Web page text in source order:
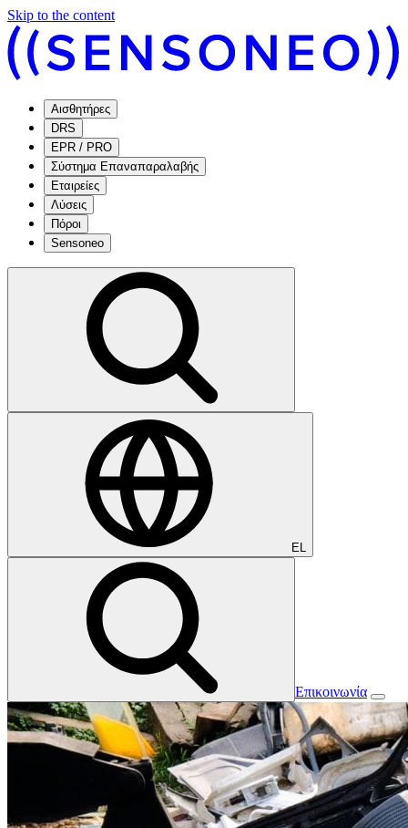
Skip to the content
Αισθητήρες
DRS
EPR / PRO
Σύστημα Επαναπαραλαβής
Εταιρείες
Λύσεις
Πόροι
Sensoneo
EL
Επικοινωνία